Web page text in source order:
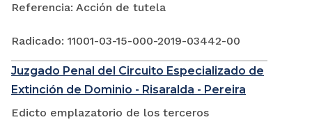
Referencia: Acción de tutela
Radicado: 11001-03-15-000-2019-03442-00
Juzgado Penal del Circuito Especializado de
Extinción de Dominio - Risaralda - Pereira
Edicto emplazatorio de los terceros